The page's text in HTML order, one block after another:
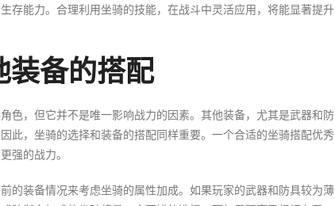
存能力。合理利用坐骑的技能，在战斗中灵活应用，将能显著提升
装备的搭配
色，但它并不是唯一影响战力的因素。其他装备，尤其是武器和防
此，坐骑的选择和装备的搭配同样重要。一个合适的坐骑搭配优秀
强的战力。
的装备情况来考虑坐骑的属性加成。如果玩家的武器和防具较为薄